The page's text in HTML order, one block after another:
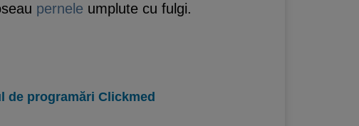
pernele umplute cu fulgi.
de programări Clickmed